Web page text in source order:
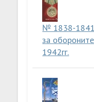
№ 1838-
за
1942гг.